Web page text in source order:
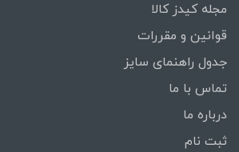
مجله کیدز کالا
قوانین و مقررات
جدول راهنمای سایز
تماس با ما
درباره ما
ثبت نام